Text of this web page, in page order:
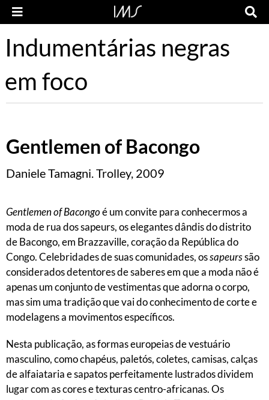
Indumentárias negras
em foco
Gentlemen of Bacongo
Daniele Tamagni. Trolley, 2009
Gentlemen of Bacongoé um convite para conhecermos a
moda de rua dos sapeurs, os elegantes dândis do distrito
de Bacongo, em Brazzaville, coração da República do
Congo. Celebridades de suas comunidades, ossapeurssão
considerados detentores de saberes em que a moda não é
apenas um conjunto de vestimentas que adorna o corpo,
mas sim uma tradição que vai do conhecimento de corte e
modelagens a movimentos específicos.
Nesta publicação, as formas europeias de vestuário
masculino, como chapéus, paletós, coletes, camisas, calças
de alfaiataria e sapatos perfeitamente lustrados dividem
lugar com as cores e texturas centro-africanas. Os